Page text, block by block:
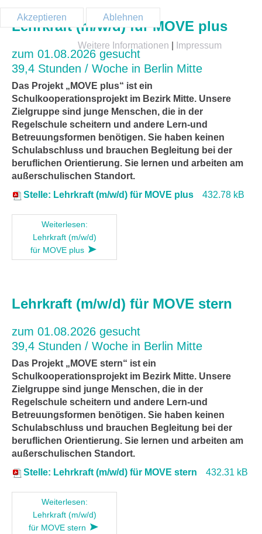
Lehrkraft (m/w/d) für MOVE plus
zum 01.08.2026 gesucht
39,4 Stunden / Woche in Berlin Mitte
Das Projekt „MOVE plus“ ist ein
Schulkooperationsprojekt im Bezirk Mitte. Unsere
Zielgruppe sind junge Menschen, die in der
Regelschule scheitern und andere Lern-und
Betreuungsformen benötigen. Sie haben keinen
Schulabschluss und brauchen Begleitung bei der
beruflichen Orientierung. Sie lernen und arbeiten am
außerschulischen Standort.
Stelle: Lehrkraft (m/w/d) für MOVE plus
432.78 kB
Weiterlesen:
Lehrkraft (m/w/d)
für MOVE plus
Lehrkraft (m/w/d) für MOVE stern
zum 01.08.2026 gesucht
39,4 Stunden / Woche in Berlin Mitte
Das Projekt „MOVE stern“ ist ein
Schulkooperationsprojekt im Bezirk Mitte. Unsere
Zielgruppe sind junge Menschen, die in der
Regelschule scheitern und andere Lern-und
Betreuungsformen benötigen. Sie haben keinen
Schulabschluss und brauchen Begleitung bei der
beruflichen Orientierung. Sie lernen und arbeiten am
außerschulischen Standort.
Stelle: Lehrkraft (m/w/d) für MOVE stern
432.31 kB
Weiterlesen:
Lehrkraft (m/w/d)
für MOVE stern
Akzeptieren Ablehnen
Weitere Informationen Impressum